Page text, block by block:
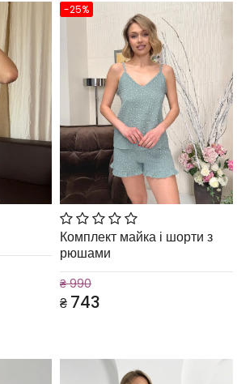
-25%
Комплект майка і шорти з
рюшами
₴ 990
₴ 743